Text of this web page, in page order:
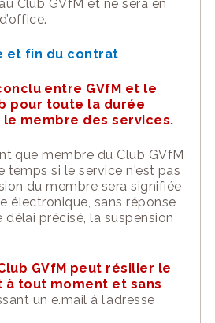
Club GVfM et ne sera en
et fin du contrat
entre GVfM et le
pour toute la durée
membre des services.
que membre du Club GVfM
temps si le service n'est pas
du membre sera signifiée
électronique, sans réponse
délai précisé, la suspension
GVfM peut résilier le
tout moment et sans
un e.mail àl’adresse